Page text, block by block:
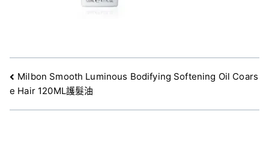
文
章
導
Milbon Smooth Luminous Bodifying Softening Oil Coars
e Hair 120ML護髮油